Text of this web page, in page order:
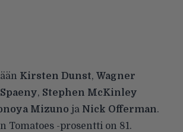
Kirsten Dunst, Wagner
, Stephen McKinley
Mizuno ja Nick Offerman.
Tomatoes -prosentti on 81.